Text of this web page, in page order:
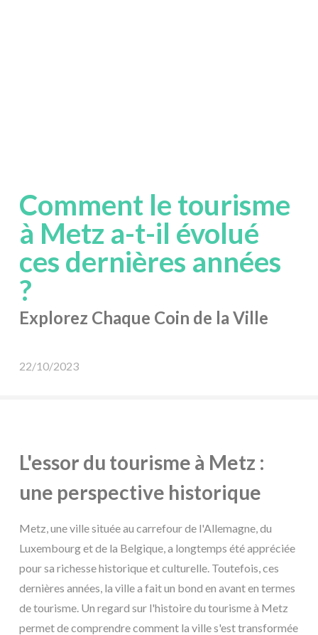
Comment le tourisme
à Metz a-t-il évolué
ces dernières années
?
Explorez Chaque Coin de la Ville
22/10/2023
L'essor du tourisme à Metz :
une perspective historique
Metz, une ville située au carrefour de l'Allemagne, du
Luxembourg et de la Belgique, a longtemps été appréciée
pour sa richesse historique et culturelle. Toutefois, ces
dernières années, la ville a fait un bond en avant en termes
de tourisme. Un regard sur l'histoire du tourisme à Metz
permet de comprendre comment la ville s'est transformée